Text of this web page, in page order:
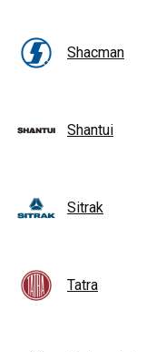
Shacman
Shantui
Sitrak
Tatra